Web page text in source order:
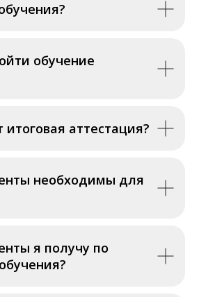
обучение
итоговая аттестация?
необходимы для
я получу по